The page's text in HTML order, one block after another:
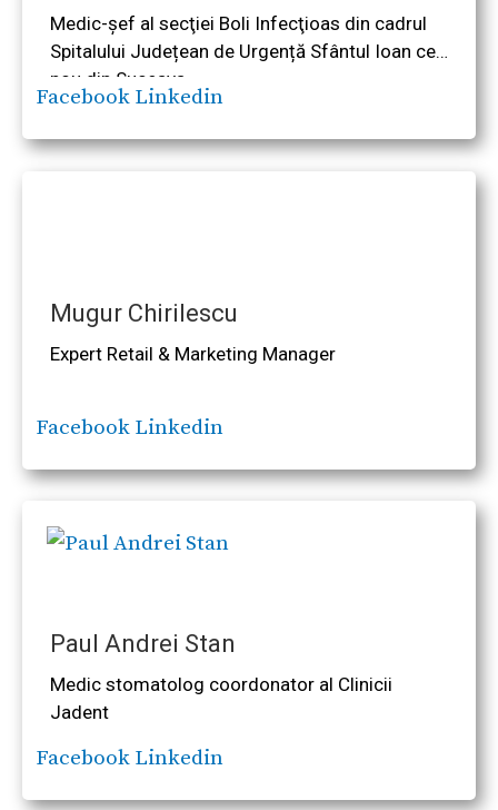
Medic-şef al secţiei Boli Infecţioas din cadrul
Spitalului Județean de Urgență Sfântul Ioan cel
nou din Suceava
Facebook Linkedin
Mugur Chirilescu
Expert Retail & Marketing Manager
Facebook Linkedin
Paul Andrei Stan
Medic stomatolog coordonator al Clinicii
Jadent
Facebook Linkedin